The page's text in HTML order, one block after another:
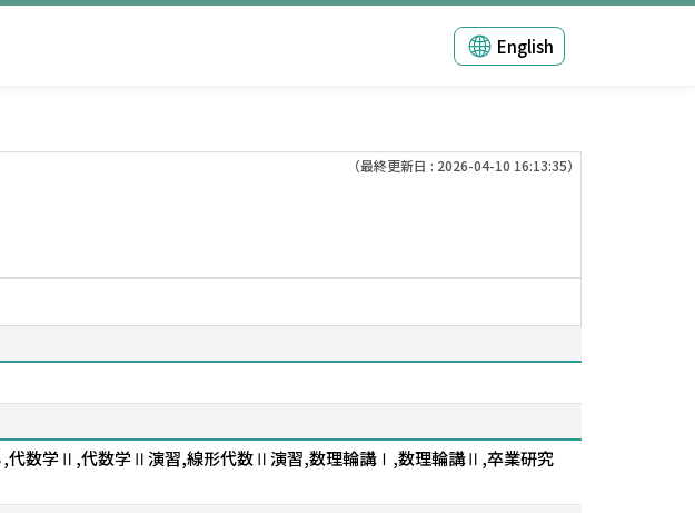
English
（最終更新日 : 2026-04-10 16:13:35）
数学Ⅱ,代数学Ⅱ演習,線形代数Ⅱ演習,数理輪講Ⅰ,数理輪講Ⅱ,卒業研究